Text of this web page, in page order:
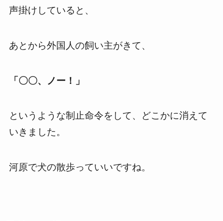
声掛けしていると、
あとから外国人の飼い主がきて、
「〇〇、ノー！」
というような制止命令をして、どこかに消えて
いきました。
河原で犬の散歩っていいですね。